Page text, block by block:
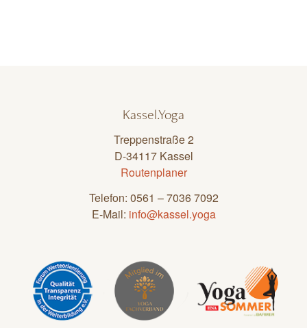
Kassel.Yoga
Treppenstraße 2
D-34117 Kassel
Routenplaner
Telefon: 0561 – 7036 7092
E-Mail: info@kassel.yoga